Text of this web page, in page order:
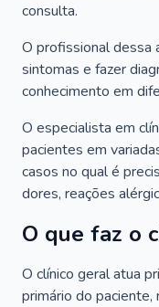
consulta.
O profissional dessa
sintomas e fazer
conhecimento em
O especialista em
pacientes em
casos no qual é
dores, reações
O que faz o
O clínico geral atua
primário do paciente,